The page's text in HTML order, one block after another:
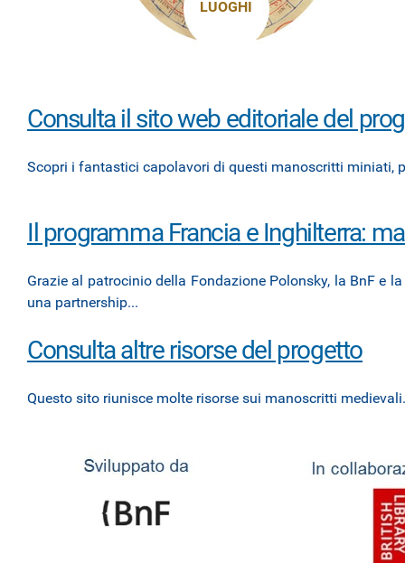
LUOGHI
Consulta il sito web editoriale del
Scopri i fantastici capolavori di questi manoscritti miniati,
Il programma Francia e Inghilterra:
Grazie al patrocinio della Fondazione Polonsky, la BnF e
una partnership...
Consulta altre risorse del progetto
Questo sito riunisce molte risorse sui manoscritti